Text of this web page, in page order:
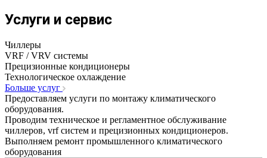
Услуги и сервис
Чиллеры
VRF / VRV системы
Прецизионные кондиционеры
Технологическое охлаждение
Больше услуг
Предоставляем услуги по монтажу климатического
оборудования.
Проводим техническое и регламентное обслуживание
чиллеров, vrf систем и прецизионных кондиционеров.
Выполняем ремонт промышленного климатического
оборудования